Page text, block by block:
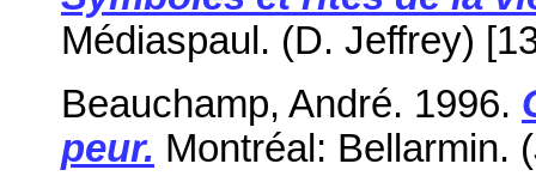
Médiaspaul. (D. Jeffrey)
Beauchamp, André. 1996.
peur. Montréal: Bellarmin.